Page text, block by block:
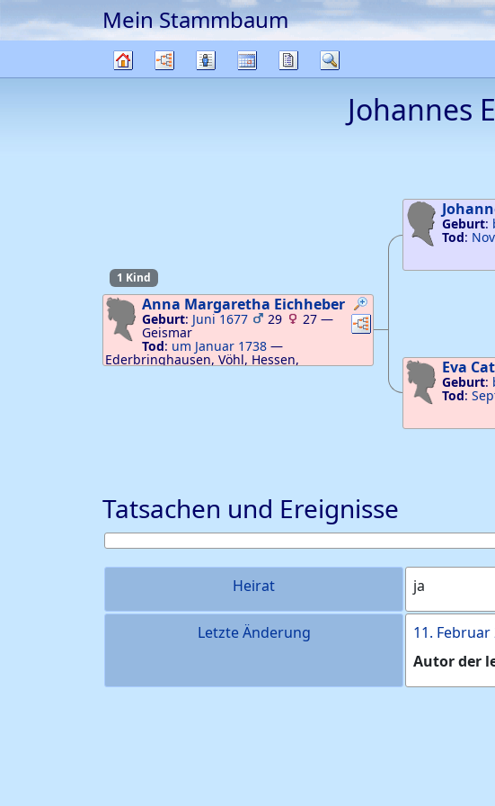
Weiter zu Hauptseite
Mein Stammbaum
Diagramme
Listen KalenderBerichte
Johannes
1 Kind
Verknüpfungen
Verknüpfungen
Anna Margaretha Eichheber
Geburt: Juni 1677 29 27 —
Geismar
Tod: um Januar 1738 —
Ederbringhausen, Vöhl, Hessen,
Geburt:
Tod:
Eva
Geburt:
Tod:
Tatsachen und Ereignisse
Heirat ja
Letzte Änderung 11. Februar
Autor der